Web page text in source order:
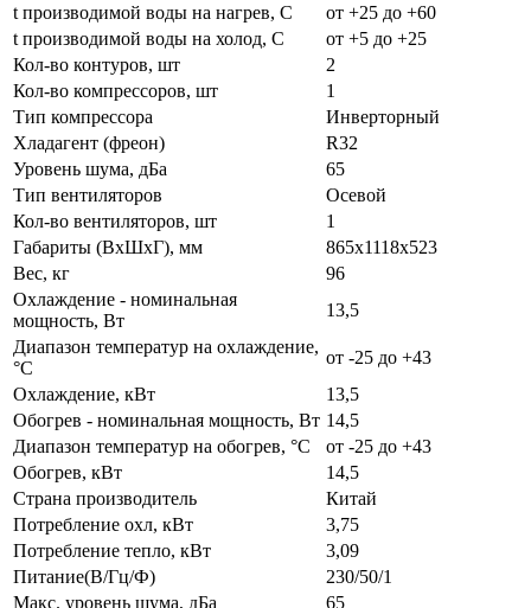
t производимой воды на нагрев, С
от +25 до +60
t производимой воды на холод, С
от +5 до +25
Кол-во контуров, шт
2
Кол-во компрессоров, шт
1
Тип компрессора
Инверторный
Хладагент (фреон)
R32
Уровень шума, дБа
65
Тип вентиляторов
Осевой
Кол-во вентиляторов, шт
1
Габариты (ВxШxГ), мм
865х1118х523
Вес, кг
96
Охлаждение - номинальная
мощность, Вт
13,5
Диапазон температур на охлаждение,
°C
от -25 до +43
Охлаждение, кВт
13,5
Обогрев - номинальная мощность, Вт 14,5
Диапазон температур на обогрев, °C
от -25 до +43
Обогрев, кВт
14,5
Страна производитель
Китай
Потребление охл, кВт
3,75
Потребление тепло, кВт
3,09
Питание(В/Гц/Ф)
230/50/1
Макс. уровень шума, дБа
65